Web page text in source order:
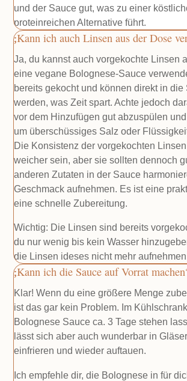
und der Sauce gut, was zu einer
proteinreichen Alternative führt.
Kann ich auch Linsen aus der Dose
Ja, du kannst auch vorgekochte Linsen
eine vegane Bolognese-Sauce
bereits gekocht und können direkt in die
werden, was Zeit spart. Achte jedoch
vor dem Hinzufügen gut abzuspülen
um überschüssiges Salz oder
Die Konsistenz der vorgekochten
weicher sein, aber sie sollten dennoch
anderen Zutaten in der Sauce
Geschmack aufnehmen. Es ist eine
eine schnelle Zubereitung.
Wichtig: Die Linsen sind bereits
du nur wenig bis kein Wasser
die Linsen ideses nicht mehr
Kann ich die Sauce auf Vorrat
Klar! Wenn du eine größere Menge
ist das gar kein Problem. Im
Bolognese Sauce ca. 3 Tage stehen
lässt sich aber auch wunderbar in
einfrieren und wieder auftauen.
Ich empfehle dir, die Bolognese in für